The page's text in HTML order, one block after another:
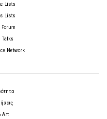
Lists
Lists
Forum
Talks
Network
Art